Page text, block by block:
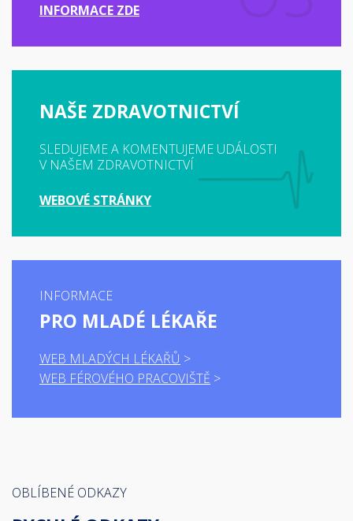
INFORMACE ZDE
NAŠE ZDRAVOTNICTVÍ
SLEDUJEME A KOMENTUJEME UDÁLOSTI
V NAŠEM ZDRAVOTNICTVÍ
WEBOVÉ STRÁNKY
INFORMACE
PRO MLADÉ LÉKAŘE
WEB MLADÝCH LÉKAŘŮ
WEB FÉROVÉHO PRACOVIŠTĚ
OBLÍBENÉ ODKAZY